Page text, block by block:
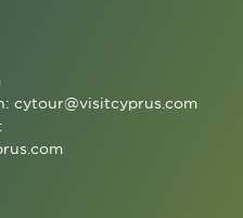
cytour@visitcyprus.com